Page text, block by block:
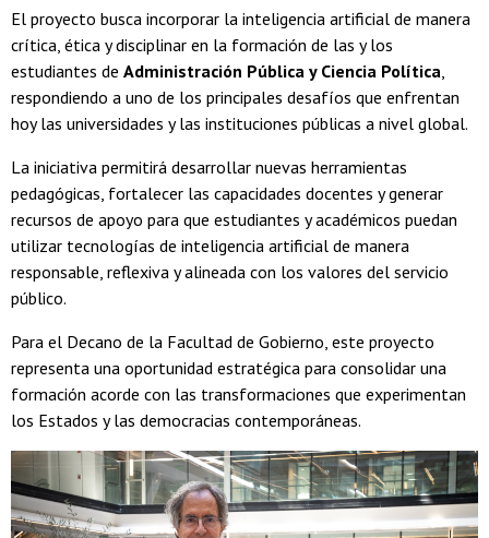
El proyecto busca incorporar la inteligencia artificial de manera
crítica, ética y disciplinar en la formación de las y los
estudiantes de Administración Pública y Ciencia Política,
respondiendo a uno de los principales desafíos que enfrentan
hoy las universidades y las instituciones públicas a nivel global.
La iniciativa permitirá desarrollar nuevas herramientas
pedagógicas, fortalecer las capacidades docentes y generar
recursos de apoyo para que estudiantes y académicos puedan
utilizar tecnologías de inteligencia artificial de manera
responsable, reflexiva y alineada con los valores del servicio
público.
Para el Decano de la Facultad de Gobierno, este proyecto
representa una oportunidad estratégica para consolidar una
formación acorde con las transformaciones que experimentan
los Estados y las democracias contemporáneas.